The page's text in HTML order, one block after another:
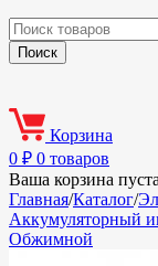
Корзина
0 ₽ 0 товаров
Ваша корзина пуста
Главная/Каталог/
Аккумуляторный
Обжимной